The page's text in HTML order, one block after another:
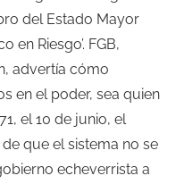
del Estado Mayor
en Riesgo’. FGB,
advertía cómo
en el poder, sea quien
el 10 de junio, el
que el sistema no se
echeverrista a